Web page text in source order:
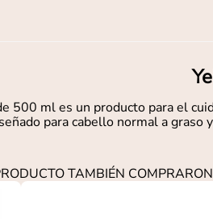
500 ml es un producto para el
para cabello normal a
TAMBIÉN COMPRARON